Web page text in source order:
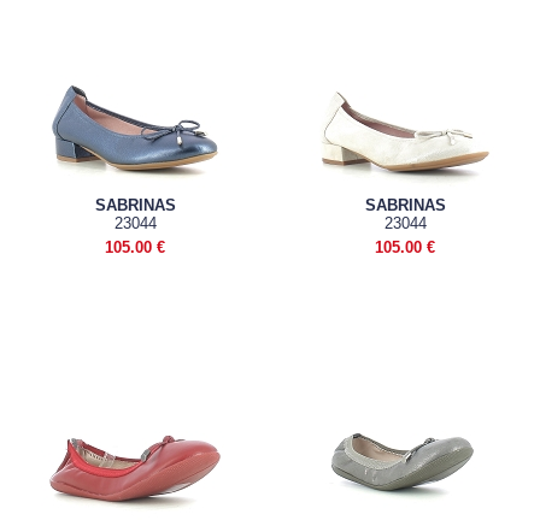
SABRINAS
23044
105.00 €
SABRINAS
23044
105.00 €